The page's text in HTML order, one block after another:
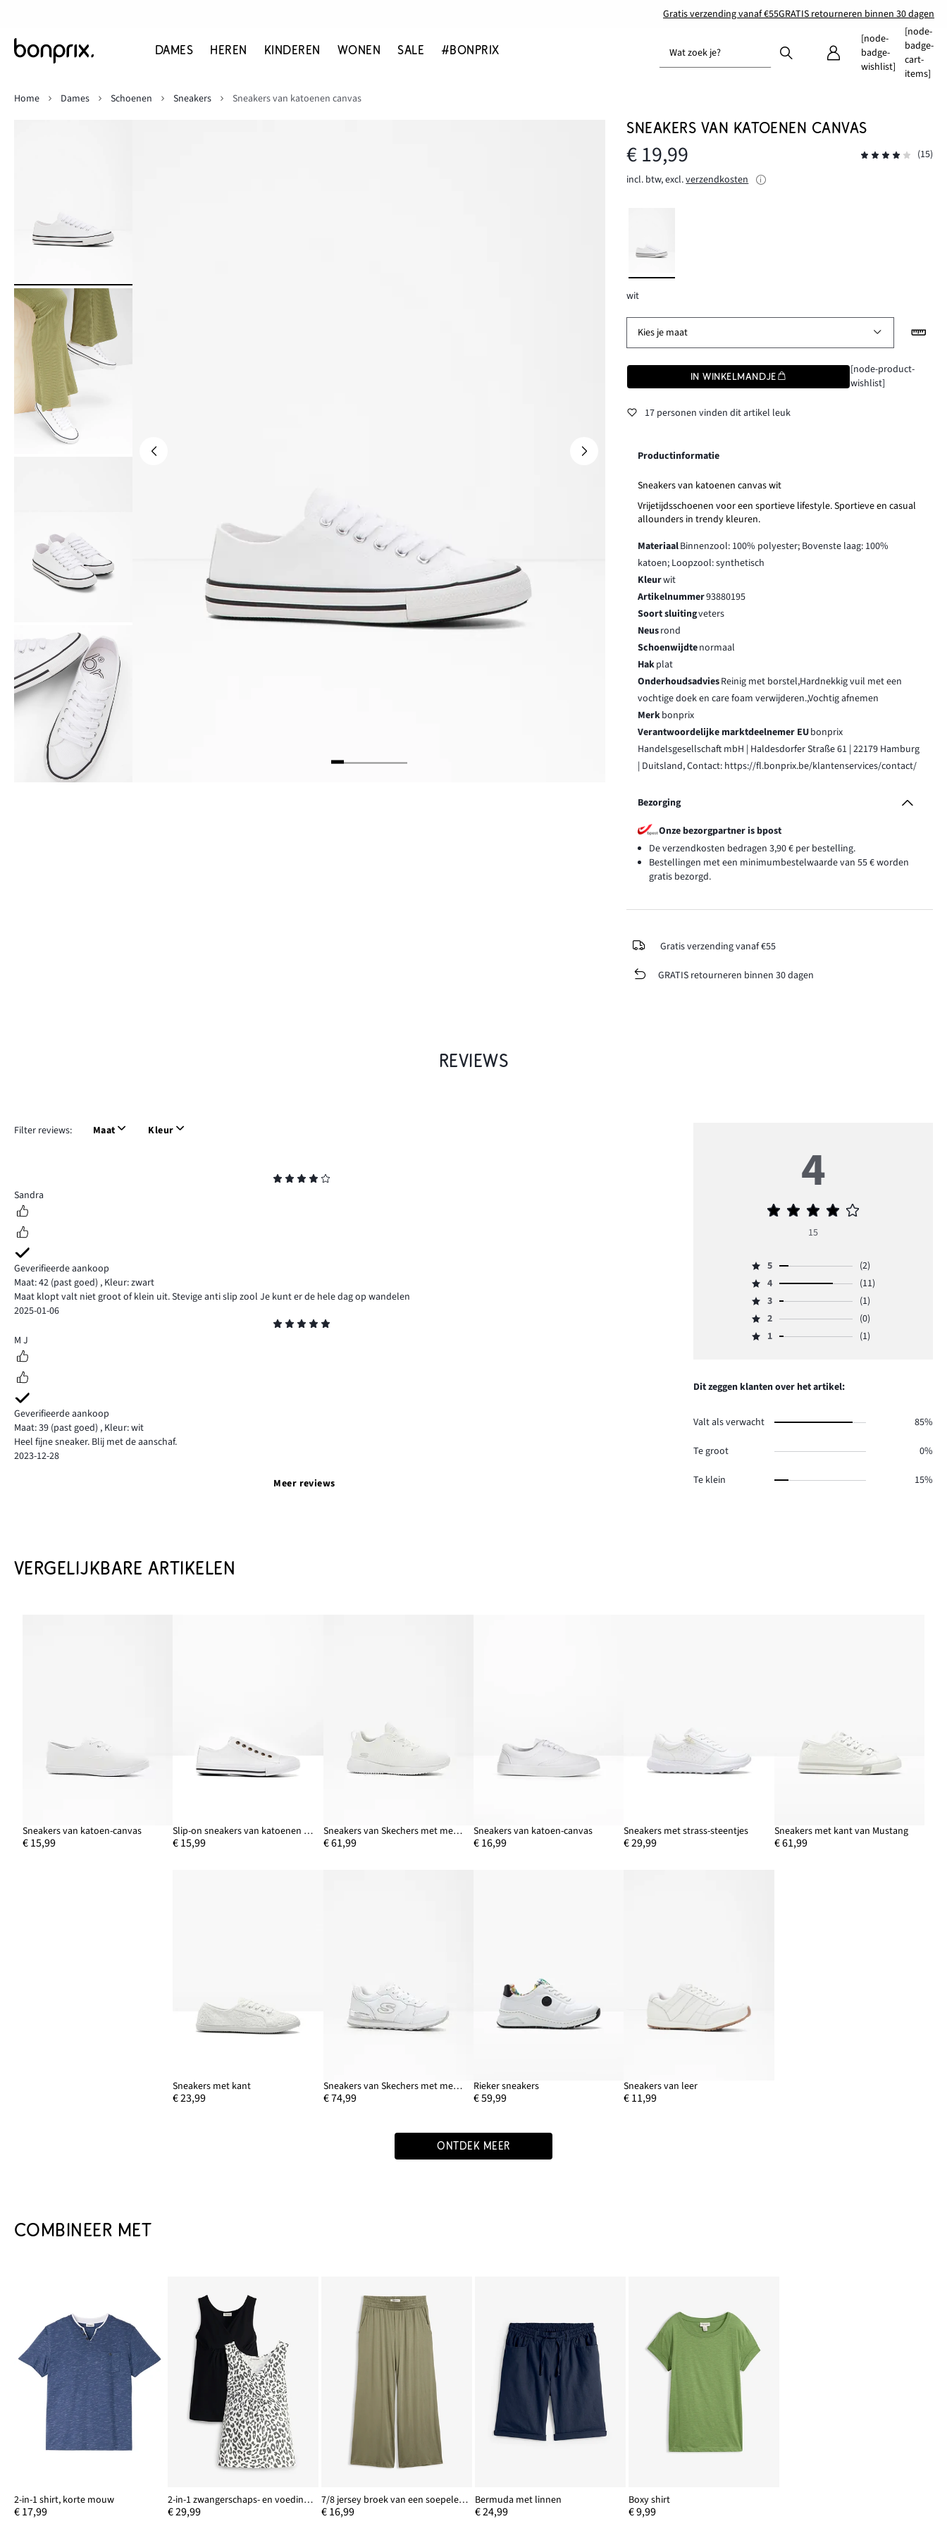
Gratis verzending vanaf €55GRATIS retourneren binnen 30 dagen
DAMES HEREN KINDEREN WONEN SALE #BONPRIX Wat zoek je?
[node-
badge-
wishlist]
[node-
badge-
cart-
items]
Home
Dames Schoenen Sneakers Sneakers van katoenen canvas
SNEAKERS VAN KATOENEN CANVAS
€ 19,99
(15)
incl. btw, excl.verzendkosten
wit
Kies je maat
IN WINKELMANDJE
[node-product-
wishlist]
17 personen vinden dit artikel leuk
Productinformatie
Sneakers van katoenen canvas wit
Vrijetijdsschoenen voor een sportieve lifestyle. Sportieve en casual
allounders in trendy kleuren.
MateriaalBinnenzool: 100% polyester; Bovenste laag: 100%
katoen; Loopzool: synthetisch
Kleurwit
Artikelnummer93880195
Soort sluitingveters
Neusrond
Schoenwijdtenormaal
Hakplat
OnderhoudsadviesReinig met borstel,Hardnekkig vuil met een
vochtige doek en care foam verwijderen.,Vochtig afnemen
Merkbonprix
Verantwoordelijke marktdeelnemer EUbonprix
Handelsgesellschaft mbH | Haldesdorfer Straße 61 | 22179 Hamburg
| Duitsland, Contact: https://fl.bonprix.be/klantenservices/contact/
Bezorging
Onze bezorgpartner is bpost
De verzendkosten bedragen 3,90 € per bestelling.
Bestellingen met een minimumbestelwaarde van 55 € worden
gratis bezorgd.
Gratis verzending vanaf €55
GRATIS retourneren binnen 30 dagen
REVIEWS
Filter reviews: Maat Kleur
4
Sandra
Geverifieerde aankoop
Maat: 42 (past goed) , Kleur: zwart
Maat klopt valt niet groot of klein uit. Stevige anti slip zool Je kunt er de hele dag op wandelen
2025-01-06
5
M J
Geverifieerde aankoop
Maat: 39 (past goed) , Kleur: wit
Heel fijne sneaker. Blij met de aanschaf.
2023-12-28
Meer reviews
4
Gemiddelde
4
15
Beoordeling
5,
aantal
reviews
5
(2)
Beoordeling
4,
aantal
reviews
4
(11)
Beoordeling
3,
aantal
3
(1)
Beoordeling
2,
2
(0)
Beoordeling
reviews
1 (1)
Dit zeggen klanten over het artikel:
Valt als verwacht 85%
Te groot 0%
Te klein 15%
VERGELIJKBARE ARTIKELEN
Sneakers van katoen-canvas
€ 15,99
Slip-on sneakers van katoenen canvas
€ 15,99
Sneakers van Skechers met memory foam
€ 61,99
Sneakers van katoen-canvas
€ 16,99
Sneakers met strass-steentjes
€ 29,99
Sneakers met kant van Mustang
€ 61,99
Sneakers met kant
€ 23,99
Sneakers van Skechers met memory foam
€ 74,99
Rieker sneakers
€ 59,99
Sneakers van leer
€ 11,99
ONTDEK MEER
COMBINEER MET
2-in-1 shirt, korte mouw
€ 17,99
2-in-1 zwangerschaps- en voedingstops van biologisch katoen (set van 2)
€ 29,99
7/8 jersey broek van een soepele viscosemix
€ 16,99
Bermuda met linnen
€ 24,99
Boxy shirt
€ 9,99